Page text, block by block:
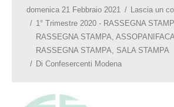
domenica 21 Febbraio 2021
Lascia un
1° Trimestre 2020 - RASSEGNA
RASSEGNA STAMPA,
RASSEGNA STAMPA, SALA STAMPA
Di Confesercenti Modena